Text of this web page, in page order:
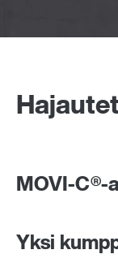
MOVI-C®-
Yksi